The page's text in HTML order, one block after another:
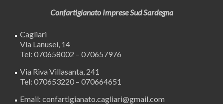
Confartigianato Imprese Sud Sardegna
Cagliari
Via Lanusei, 14
Tel: 070658002 – 070657976
Via Riva Villasanta, 241
Tel: 070653220 – 070664651
Email: confartigianato.cagliari@gmail.com